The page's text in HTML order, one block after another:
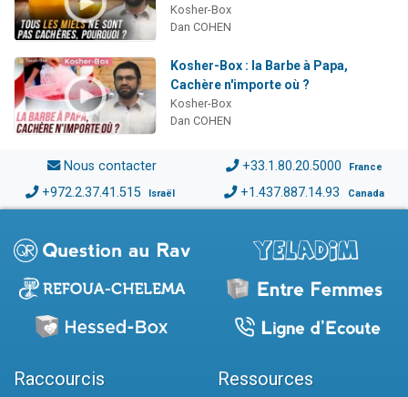
Kosher-Box
Dan COHEN
Kosher-Box : la Barbe à Papa,
Cachère n'importe où ?
Kosher-Box
Dan COHEN
Nous contacter +33.1.80.20.5000 France
+972.2.37.41.515 Israël +1.437.887.14.93 Canada
Raccourcis Ressources